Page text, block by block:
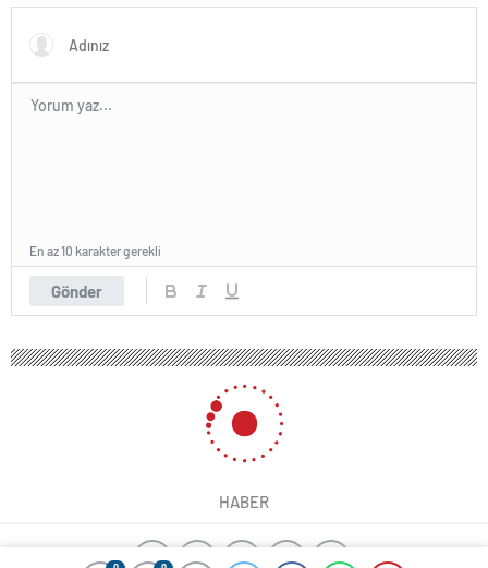
Gönder
En az 10 karakter gerekli